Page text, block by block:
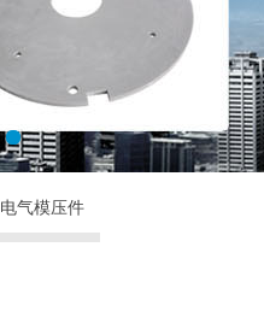
电气模压件